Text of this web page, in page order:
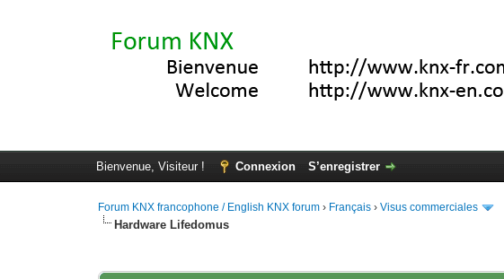
Bienvenue, Visiteur ! Connexion S’enregistrer
Forum KNX francophone / English KNX forum › Français ›Visus commerciales
Hardware Lifedomus